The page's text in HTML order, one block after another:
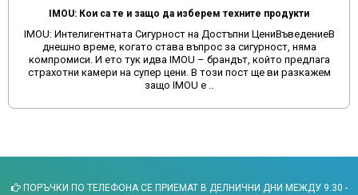
IMOU: Кои са те и защо да изберем техните продукти
IMOU: Интелигентната Сигурност на Достъпни ЦениВъведениеВ
днешно време, когато става въпрос за сигурност, няма
компромиси. И ето тук идва IMOU – брандът, който предлага
страхотни камери на супер цени. В този пост ще ви разкажем
защо IMOU е ..
ПОРЪЧКИ ПО ТЕЛЕФОНА СЕ ПРИЕМАТ В ДЕЛНИЧНИ ДНИ МЕЖДУ 9:30 -